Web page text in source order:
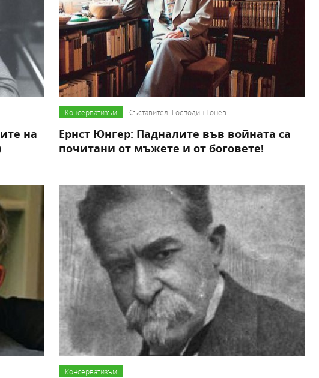
на
Консерватизъм Съставител: Господин Тонев
Ернст Юнгер: Падналите във войната са
почитани от мъжете и от боговете!
Консерватизъм